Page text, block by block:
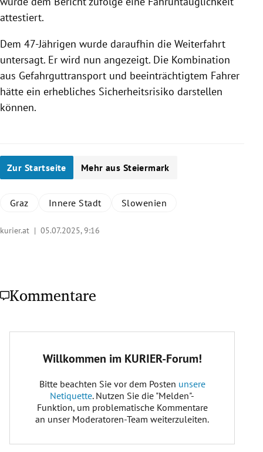
attestiert.
Dem 47-Jährigen wurde daraufhin die Weiterfahrt
untersagt. Er wird nun angezeigt. Die Kombination
aus Gefahrguttransport und beeinträchtigtem Fahrer
hätte ein erhebliches Sicherheitsrisiko darstellen
können.
Zur Startseite Mehr aus Steiermark
Graz Innere Stadt Slowenien
kurier.at | 05.07.2025, 9:16
Kommentare